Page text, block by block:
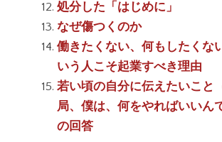
処分した「はじめに」
なぜ傷つくのか
働きたくない、何もしたくな
いう人こそ起業すべき理由
若い頃の自分に伝えたいこ
局、僕は、何をやればいいん
の回答